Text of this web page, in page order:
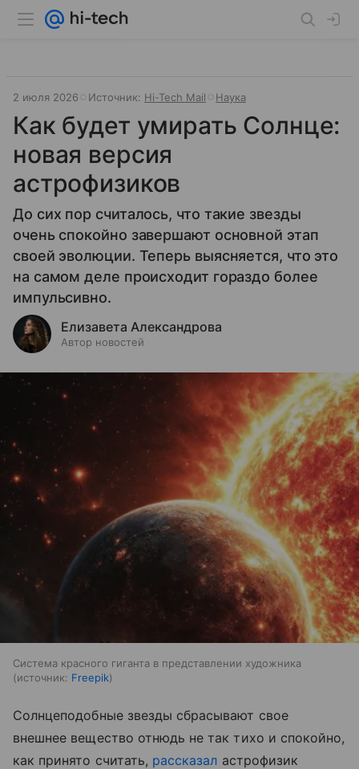
2 июля 2026 Источник: Hi-Tech Mail Наука
Как будет умирать Солнце:
новая версия
астрофизиков
До сих пор считалось, что такие звезды
очень спокойно завершают основной этап
своей эволюции. Теперь выясняется, что это
на самом деле происходит гораздо более
импульсивно.
Елизавета Александрова
Автор новостей
Система красного гиганта в представлении художника
источник: Freepik
Солнцеподобные звезды сбрасывают свое
внешнее вещество отнюдь не так тихо и спокойно,
как принято считать, рассказал астрофизик